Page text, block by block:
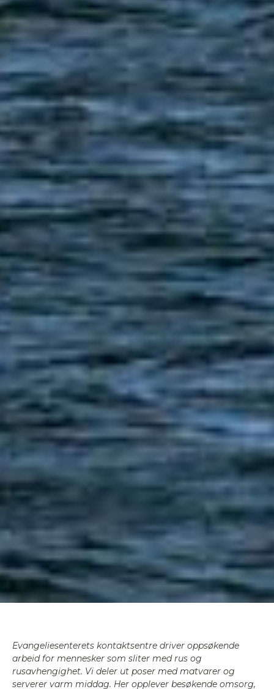
Evangeliesenterets kontaktsentre driver oppsøkende
arbeid for mennesker som sliter med rus og
rusavhengighet. Vi deler ut poser med matvarer og
serverer varm middag. Her opplever besøkende omsorg,